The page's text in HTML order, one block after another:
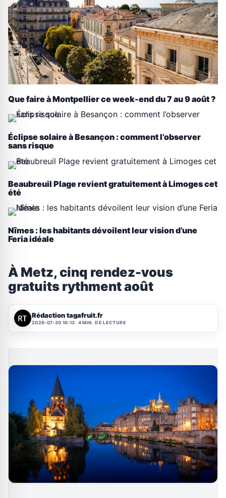
Que faire à Montpellier ce week-end du 7 au 9 août ?
Éclipse solaire à Besançon : comment l’observer
sans risque
Beaubreuil Plage revient gratuitement à Limoges cet
été
Nîmes : les habitants dévoilent leur vision d’une
Feria idéale
À Metz, cinq rendez-vous
gratuits rythment août
Rédaction tagafruit.fr
2026-07-30 10:13 4 MIN. DE LECTURE